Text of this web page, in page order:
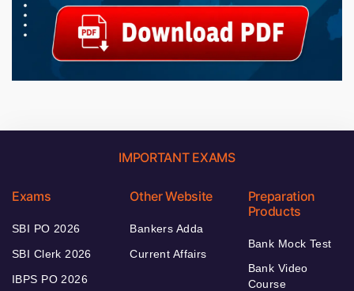
IMPORTANT EXAMS
Exams
SBI PO 2026
SBI Clerk 2026
IBPS PO 2026
Other Website
Bankers Adda
Current Affairs
Preparation
Products
Bank Mock Test
Bank Video
Course